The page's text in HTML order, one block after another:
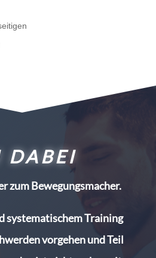
DABEI
zum Bewegungsmacher.
systematischem Training
vorgehen und Teil